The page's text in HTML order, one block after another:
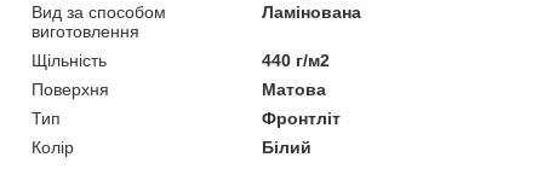
Вид за способом
виготовлення
Ламінована
Щільність
440 г/м2
Поверхня
Матова
Тип
Фронтліт
Колір
Білий